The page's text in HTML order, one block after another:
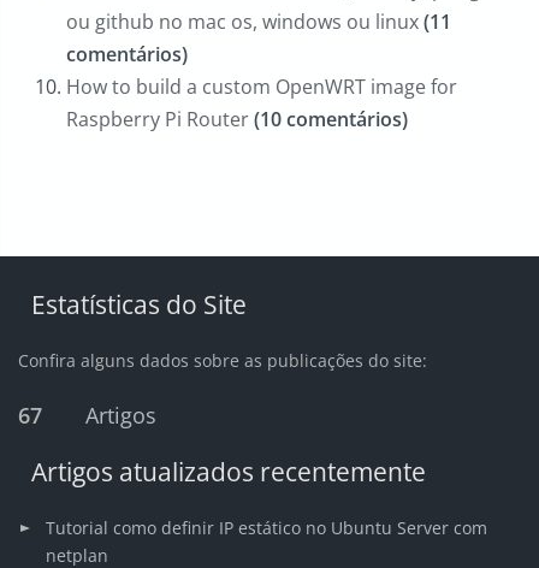
ou github no mac os, windows ou linux(11
comentários)
How to build a custom OpenWRT image for
Raspberry Pi Router(10 comentários)
Estatísticas do Site
Confira alguns dados sobre as publicações do site:
67 Artigos
Artigos atualizados recentemente
Tutorial como definir IP estático no Ubuntu Server com
netplan